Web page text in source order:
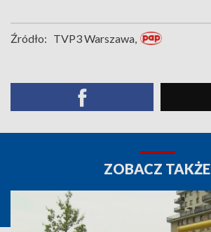
Źródło: TVP3 Warszawa,
ZOBACZ TAKŻE